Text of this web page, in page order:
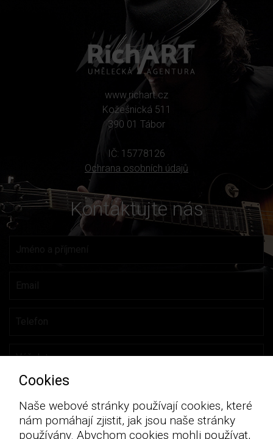
www.richart.cz
Kožešnická 511
390 01 Tábor
IČ: 15778126
Ochrana osobních údajů
Kontaktujte nás
Cookies
Naše webové stránky používají cookies, které
nám pomáhají zjistit, jak jsou naše stránky
používány. Abychom cookies mohli používat,